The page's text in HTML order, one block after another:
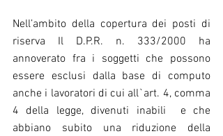
Nell’ambito della copertura dei posti di
riserva Il D.P.R. n. 333/2000 ha
annoverato fra i soggetti che possono
essere esclusi dalla base di computo
anche i lavoratori di cui all`art. 4, comma
4 della legge, divenuti inabili  e che
abbiano subito una riduzione della